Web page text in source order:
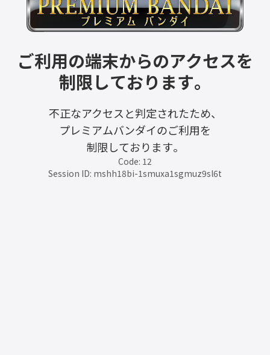
ご利用の端末からのアクセスを
制限しております。
不正なアクセスと判定されたため、
プレミアムバンダイのご利用を
制限しております。
Code: 12
Session ID: mshh18bi-1smuxa1sgmuz9sl6t